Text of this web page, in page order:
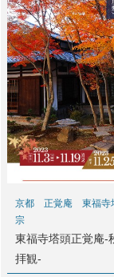
京都 正覚庵 東福寺
宗
東福寺塔頭正覚庵-
拝観-